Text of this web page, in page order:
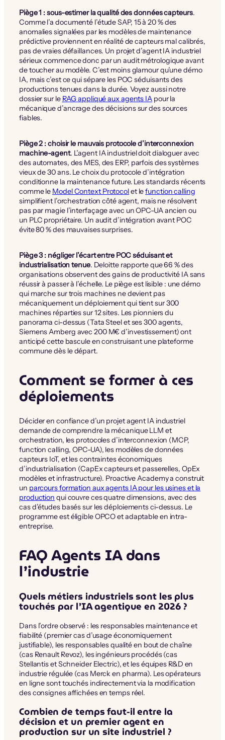
Piège 1 : sous-estimer la qualité des données capteurs.
Comme l’a documenté l’étude SAP, 15 à 20 % des
anomalies signalées par les modèles de maintenance
prédictive proviennent en réalité de capteurs mal calibrés,
pas de vraies défaillances. Un projet d’agent IA industriel
sérieux commence donc par un audit métrologique avant
de toucher au modèle. C’est moins glamour qu’une démo
IA, mais c’est ce qui sépare les POC séduisants des
productions tenues dans la durée. Voyez aussi notre
dossier sur le RAG appliqué aux agents IApour la
mécanique d’ancrage des décisions sur des sources
fiables.
Piège 2 : choisir le mauvais protocole d’interconnexion
machine-agent. L’agent IA industriel doit dialoguer avec
des automates, des MES, des ERP, parfois des systèmes
vieux de 30 ans. Le choix du protocole d’intégration
conditionne la maintenance future. Les standards récents
comme le Model Context Protocolet lefunction calling
simplifient l’orchestration côté agent, mais ne résolvent
pas par magie l’interfaçage avec un OPC-UA ancien ou
un PLC propriétaire. Un audit d’intégration avant POC
évite 80 % des mauvaises surprises.
Piège 3 : négliger l’écart entre POC séduisant et
industrialisation tenue. Deloitte rapporte que 66 % des
organisations observent des gains de productivité IA sans
réussir à passer à l’échelle. Le piège est lisible : une démo
qui marche sur trois machines ne devient pas
mécaniquement un déploiement qui tient sur 300
machines réparties sur 12 sites. Les pionniers du
panorama ci-dessus (Tata Steel et ses 300 agents,
Siemens Amberg avec 200 M€ d’investissement) ont
anticipé cette bascule en construisant une plateforme
commune dès le départ.
Comment se former à ces
déploiements
Décider en confiance d’un projet agent IA industriel
demande de comprendre la mécanique LLM et
orchestration, les protocoles d’interconnexion (MCP,
function calling, OPC-UA), les modèles de données
capteurs IoT, et les contraintes économiques
d’industrialisation (CapEx capteurs et passerelles, OpEx
modèles et infrastructure). Proactive Academy a construit
un parcours formation aux agents IA pour les usines et la
production qui couvre ces quatre dimensions, avec des
cas d’études basés sur les déploiements ci-dessus. Le
programme est éligible OPCO et adaptable en intra-
entreprise.
FAQ Agents IA dans
l’industrie
Quels métiers industriels sont les plus
touchés par l’IA agentique en 2026 ?
Dans l’ordre observé : les responsables maintenance et
fiabilité (premier cas d’usage économiquement
justifiable), les responsables qualité en bout de chaîne
(cas Renault Revoz), les ingénieurs procédés (cas
Stellantis et Schneider Electric), et les équipes R&D en
industrie régulée (cas Merck en pharma). Les opérateurs
en ligne sont touchés indirectement via la modification
des consignes affichées en temps réel.
Combien de temps faut-il entre la
décision et un premier agent en
production sur un site industriel ?